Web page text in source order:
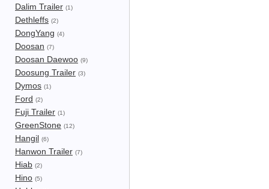
Dalim Trailer (1)
Dethleffs (2)
DongYang (4)
Doosan (7)
Doosan Daewoo (9)
Doosung Trailer (3)
Dymos (1)
Ford (2)
Fuji Trailer (1)
GreenStone (12)
Hangil (6)
Hanwon Trailer (7)
Hiab (2)
Hino (5)